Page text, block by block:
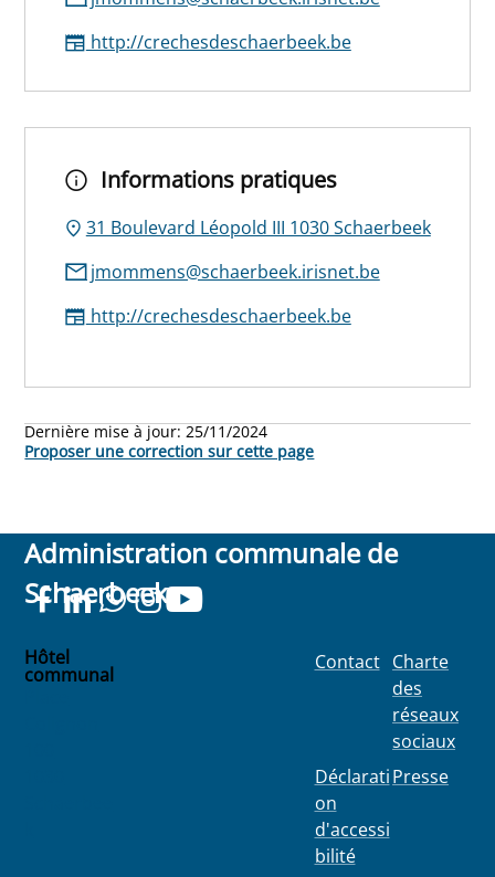
http://crechesdeschaerbeek.be
Informations pratiques
31 Boulevard Léopold III 1030 Schaerbeek
jmommens@schaerbeek.irisnet.be
http://crechesdeschaerbeek.be
Dernière mise à jour:25/11/2024
Proposer une correction sur cette page
Administration communale de
Schaerbeek
Hôtel
communal
Contact
Déclarati
on
d'accessi
bilité
Charte
des
réseaux
sociaux
Presse